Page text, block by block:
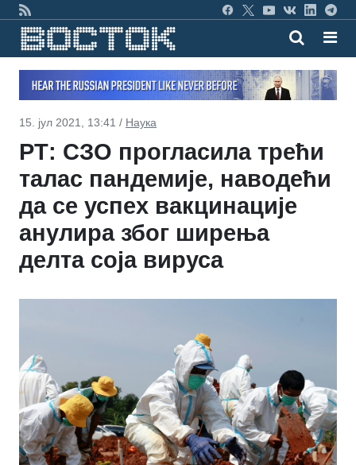
15. јул 2021, 13:41 / Наука
РТ: СЗО прогласила трећи
талас пандемије, наводећи
да се успех вакцинације
анулира због ширења
делта соја вируса